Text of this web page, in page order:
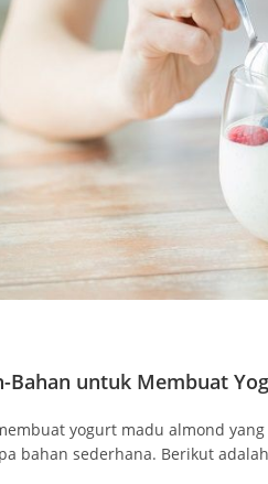
Bahan untuk Membuat
yogurt madu almond
bahan sederhana. Berikut